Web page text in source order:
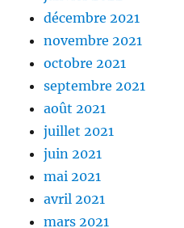
décembre 2021
novembre 2021
octobre 2021
septembre 2021
août 2021
juillet 2021
juin 2021
mai 2021
avril 2021
mars 2021